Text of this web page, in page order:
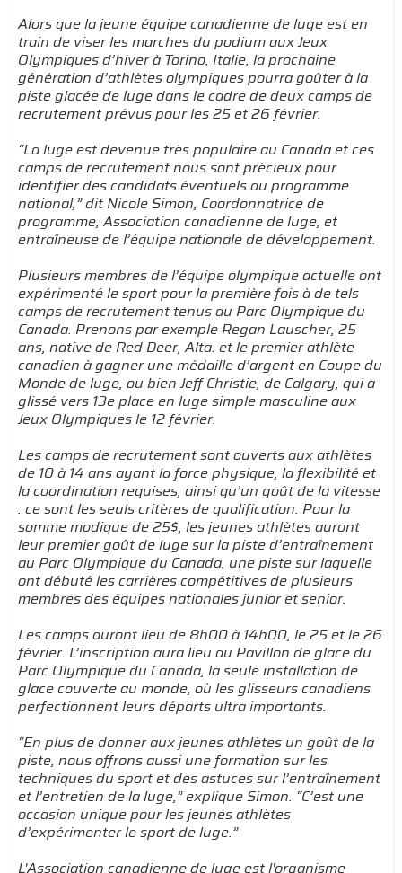
Alors que la jeune équipe canadienne de luge est en
train de viser les marches du podium aux Jeux
Olympiques d’hiver à Torino, Italie, la prochaine
génération d’athlètes olympiques pourra goûter à la
piste glacée de luge dans le cadre de deux camps de
recrutement prévus pour les 25 et 26 février.
“La luge est devenue très populaire au Canada et ces
camps de recrutement nous sont précieux pour
identifier des candidats éventuels au programme
national,” dit Nicole Simon, Coordonnatrice de
programme, Association canadienne de luge, et
entraîneuse de l’équipe nationale de développement.
Plusieurs membres de l’équipe olympique actuelle ont
expérimenté le sport pour la première fois à de tels
camps de recrutement tenus au Parc Olympique du
Canada. Prenons par exemple Regan Lauscher, 25
ans, native de Red Deer, Alta. et le premier athlète
canadien à gagner une médaille d’argent en Coupe du
Monde de luge, ou bien Jeff Christie, de Calgary, qui a
glissé vers 13e place en luge simple masculine aux
Jeux Olympiques le 12 février.
Les camps de recrutement sont ouverts aux athlètes
de 10 à 14 ans ayant la force physique, la flexibilité et
la coordination requises, ainsi qu’un goût de la vitesse
: ce sont les seuls critères de qualification. Pour la
somme modique de 25$, les jeunes athlètes auront
leur premier goût de luge sur la piste d’entraînement
au Parc Olympique du Canada, une piste sur laquelle
ont débuté les carrières compétitives de plusieurs
membres des équipes nationales junior et senior.
Les camps auront lieu de 8h00 à 14h00, le 25 et le 26
février. L’inscription aura lieu au Pavillon de glace du
Parc Olympique du Canada, la seule installation de
glace couverte au monde, où les glisseurs canadiens
perfectionnent leurs départs ultra importants.
“En plus de donner aux jeunes athlètes un goût de la
piste, nous offrons aussi une formation sur les
techniques du sport et des astuces sur l’entraînement
et l’entretien de la luge,” explique Simon. “C’est une
occasion unique pour les jeunes athlètes
d’expérimenter le sport de luge.”
L'Association canadienne de luge est l'organisme